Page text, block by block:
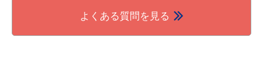
よくある質問を見る